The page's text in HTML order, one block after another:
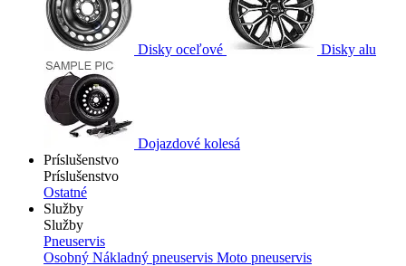
Disky oceľové Disky alu
Dojazdové kolesá
Príslušenstvo
Príslušenstvo
Ostatné
Služby
Služby
Pneuservis
Osobný Nákladný pneuservis Moto pneuservis